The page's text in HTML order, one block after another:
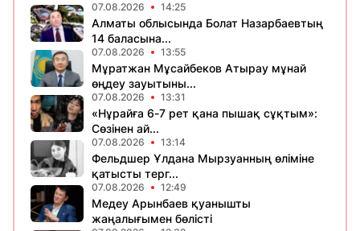
07.08.2026 14:25
Алматы облысында Болат Назарбаевтың
14 баласына...
07.08.2026 13:55
Мұратжан Мұсайбеков Атырау мұнай
өңдеу зауытыны...
07.08.2026 13:31
«Нұрайға 6-7 рет қана пышақ сұқтым»:
Сөзінен ай...
07.08.2026 13:14
Фельдшер Ұлдана Мырзуанның өліміне
қатысты терг...
07.08.2026 12:49
Медеу Арынбаев қуанышты
жаңалығымен бөлісті